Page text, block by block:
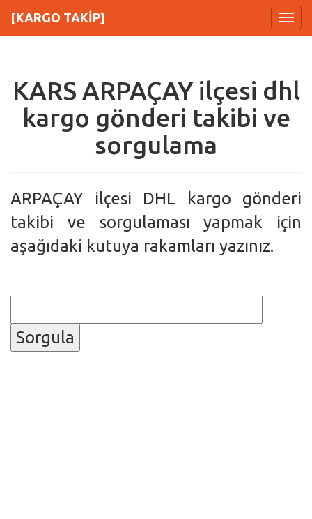
Menu
[KARGO TAKİP]
KARS ARPAÇAY ilçesi dhl
kargo gönderi takibi ve
sorgulama
ARPAÇAY ilçesi DHL kargo gönderi
takibi ve sorgulaması yapmak için
aşağıdaki kutuya rakamları yazınız.
Sorgula